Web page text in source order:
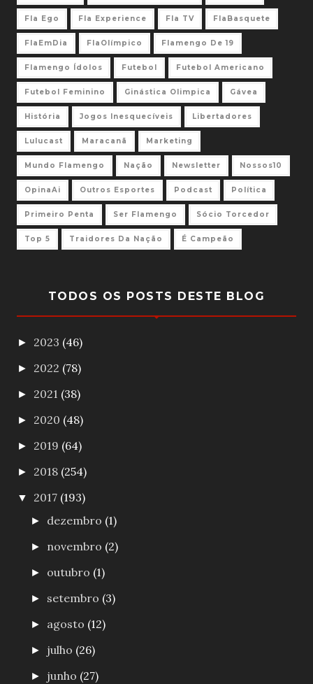
Fla Ego Fla Experience Fla TV FlaBasquete
FlaEmDia FlaOlímpico Flamengo De 19
Flamengo Ídolos Futebol Futebol Americano
Futebol Feminino Ginástica Olimpica Gávea
História Jogos Inesquecíveis Libertadores
Lulucast Maracanã Marketing
Mundo Flamengo Nação Newsletter Nossos10
OpinaAi Outros Esportes Podcast Política
Primeiro Penta Ser Flamengo Sócio Torcedor
Top 5 Traidores Da Nação É Campeão
TODOS OS POSTS DESTE BLOG
► 2023 (46)
► 2022 (78)
► 2021 (38)
► 2020 (48)
► 2019 (64)
► 2018 (254)
▼ 2017 (193)
► dezembro (1)
► novembro (2)
► outubro (1)
► setembro (3)
► agosto (12)
► julho (26)
► junho (27)